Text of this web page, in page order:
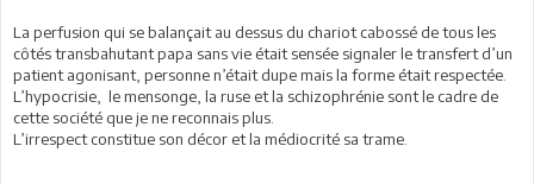
La perfusion qui se balançait au dessus du chariot cabossé de tous les
côtés transbahutant papa sans vie était sensée signaler le transfert d’un
patient agonisant, personne n’était dupe mais la forme était respectée.
L’hypocrisie, le mensonge, la ruse et la schizophrénie sont le cadre de
cette société que je ne reconnais plus.
L’irrespect constitue son décor et la médiocrité sa trame.